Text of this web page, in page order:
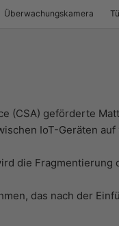
Überwachungskamera
(CSA) geförderte
IoT-Geräten
die
das nach der